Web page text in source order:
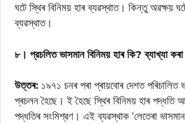
ঘটে স্থিৰ বিনিময় হাৰ ব্যৱস্থাত। কিন্তু অৱক্ষয়
ব্যৱস্থাত।
৮। প্রচলিত ভাসমান বিনিময় হাৰ কি? ব্যাখ্যা
উত্তৰ: ১৯৭১ চনৰ পৰা প্ৰায়বোৰ দেশত পৰিচালিত
প্ৰচলন হৈছে। ই হৈছে স্থিৰ বিনিময় হাৰ পদ্ধতি
পদ্ধতিৰ সংমিশ্রণ। এই ব্যৱস্থাক ‘লেতেৰা